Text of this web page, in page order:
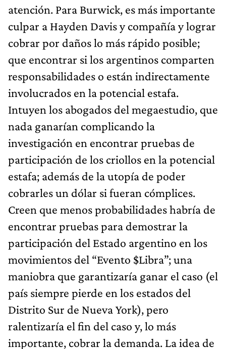
atención. Para Burwick, es más importante
culpar a Hayden Davis y compañía y lograr
cobrar por daños lo más rápido posible;
que encontrar si los argentinos comparten
responsabilidades o están indirectamente
involucrados en la potencial estafa.
Intuyen los abogados del megaestudio, que
nada ganarían complicando la
investigación en encontrar pruebas de
participación de los criollos en la potencial
estafa; además de la utopía de poder
cobrarles un dólar si fueran cómplices.
Creen que menos probabilidades habría de
encontrar pruebas para demostrar la
participación del Estado argentino en los
movimientos del “Evento $Libra”; una
maniobra que garantizaría ganar el caso (el
país siempre pierde en los estados del
Distrito Sur de Nueva York), pero
ralentizaría el fin del caso y, lo más
importante, cobrar la demanda. La idea de